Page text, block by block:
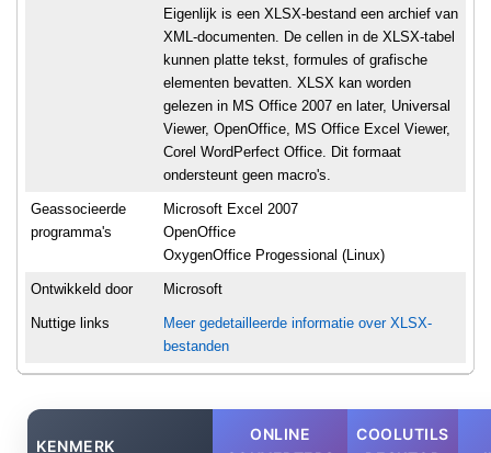
Eigenlijk is een XLSX-bestand een archief van
XML-documenten. De cellen in de XLSX-tabel
kunnen platte tekst, formules of grafische
elementen bevatten. XLSX kan worden
gelezen in MS Office 2007 en later, Universal
Viewer, OpenOffice, MS Office Excel Viewer,
Corel WordPerfect Office. Dit formaat
ondersteunt geen macro's.
Geassocieerde
programma's
Microsoft Excel 2007
OpenOffice
OxygenOffice Progessional (Linux)
Ontwikkeld door Microsoft
Nuttige links
Meer gedetailleerde informatie over XLSX-
bestanden
KENMERK
ONLINE
COOLUTILS